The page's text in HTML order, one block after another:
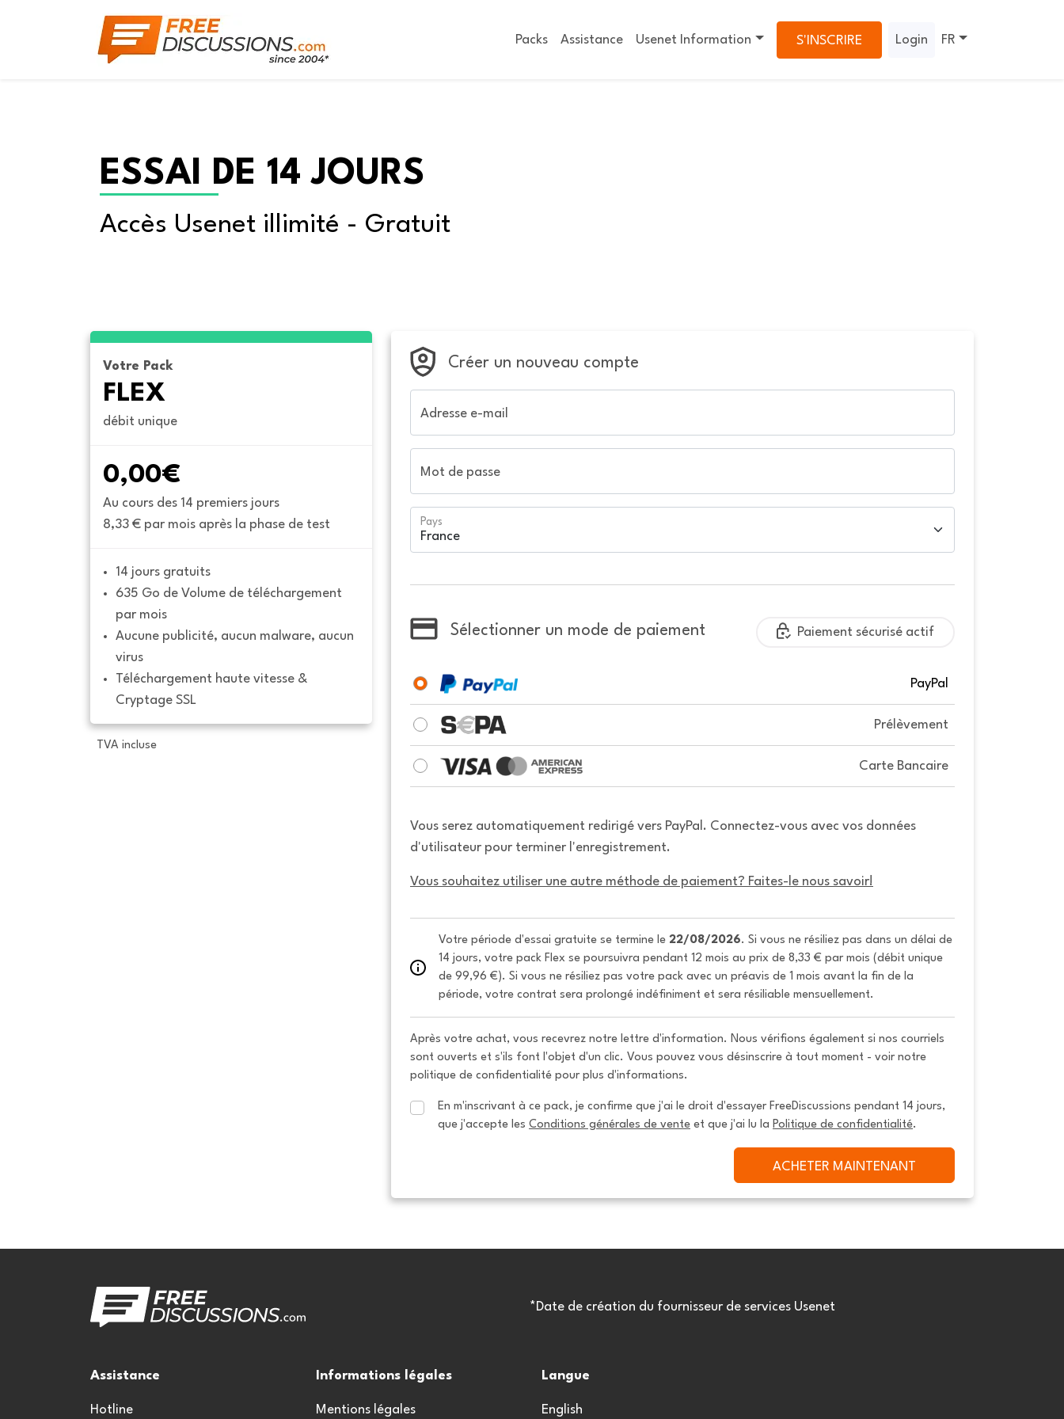
Packs Assistance Usenet Information S'INSCRIRE Login FR
ESSAI DE 14 JOURS
Accès Usenet illimité - Gratuit
Votre Pack
FLEX
débit unique
0,00€
Au cours des 14 premiers jours
8,33 € par mois après la phase de test
14 jours gratuits
635 Go de Volume de téléchargement
par mois
Aucune publicité, aucun malware, aucun
virus
Téléchargement haute vitesse &
Cryptage SSL
TVA incluse
Créer un nouveau compte
Adresse e-mail
Mot de passe
Pays
Sélectionner un mode de paiement Paiement sécurisé actif
PayPal
Prélèvement
Carte Bancaire
Vous serez automatiquement redirigé vers PayPal. Connectez-vous avec vos données
d'utilisateur pour terminer l'enregistrement.
Vous souhaitez utiliser une autre méthode de paiement? Faites-le nous savoir!
Votre période d'essai gratuite se termine le 22/08/2026. Si vous ne résiliez pas dans un délai de
14 jours, votre pack Flex se poursuivra pendant 12 mois au prix de 8,33 € par mois (débit unique
de 99,96 €). Si vous ne résiliez pas votre pack avec un préavis de 1 mois avant la fin de la
période, votre contrat sera prolongé indéfiniment et sera résiliable mensuellement.
Après votre achat, vous recevrez notre lettre d'information. Nous vérifions également si nos courriels
sont ouverts et s'ils font l'objet d'un clic. Vous pouvez vous désinscrire à tout moment - voir notre
politique de confidentialité pour plus d'informations.
En m'inscrivant à ce pack, je confirme que j'ai le droit d'essayer FreeDiscussions pendant 14 jours,
que j'accepte les Conditions générales de vente et que j'ai lu la Politique de confidentialité.
ACHETER MAINTENANT
*Date de création du fournisseur de services Usenet
Assistance
Hotline
Informations légales
Mentions légales
Langue
English